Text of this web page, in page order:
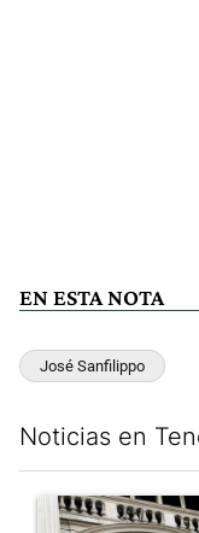
EN ESTA NOTA
José Sanfilippo
Noticias en
Un artículo de